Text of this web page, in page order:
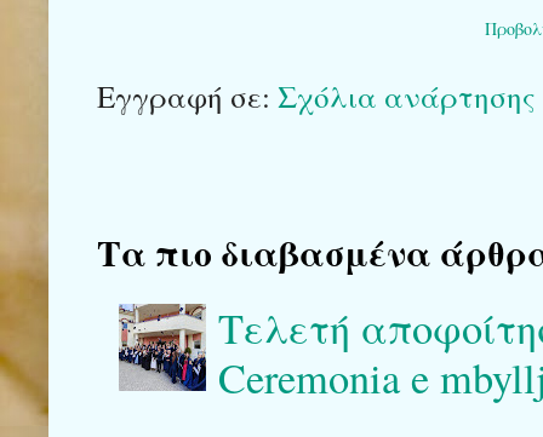
Εγγραφή σε: Σχόλια
Τα πιο διαβασμένα
Τελετή
Ceremonia e